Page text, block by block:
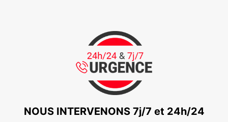
NOUS INTERVENONS 7j/7 et 24h/24